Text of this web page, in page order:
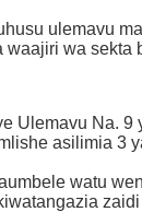
ulemavu
waajiri wa sekta
Ulemavu Na. 9
asilimia 3
watu